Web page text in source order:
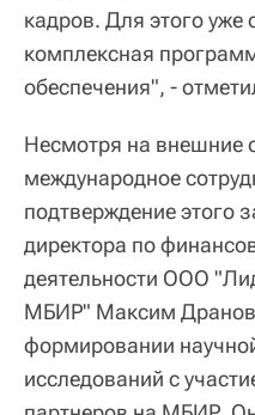
кадров. Для этого
комплексная
обеспечения", -
Несмотря на внешние
международное
подтверждение этого
директора по
деятельности ООО
МБИР" Максим Дранов
формировании
исследований с